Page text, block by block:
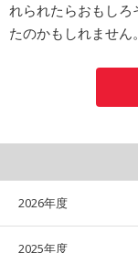
れられたらおもし
たのかもしれません。
2026年度
2025年度